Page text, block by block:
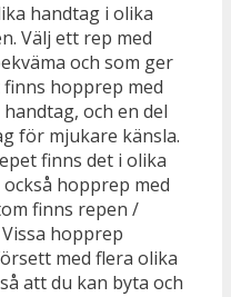
handtag i olika
Välj ett rep med
och som ger
hopprep med
och en del
för mjukare känsla.
finns det i olika
hopprep med
finns repen /
hopprep
med flera olika
att du kan byta och